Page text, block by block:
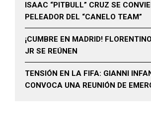
ISAAC “PITBULL” CRUZ SE
PELEADOR DEL “CANELO TEAM”
¡CUMBRE EN MADRID!
JR SE REÚNEN
TENSIÓN EN LA FIFA: GIANNI
CONVOCA UNA REUNIÓN DE